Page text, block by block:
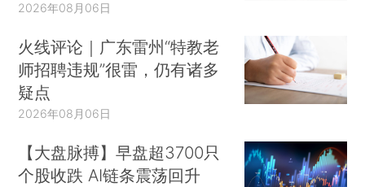
2026年08月06日
火线评论｜广东雷州“特教老
师招聘违规”很雷，仍有诸多
疑点
2026年08月06日
【大盘脉搏】早盘超3700只
个股收跌 AI链条震荡回升